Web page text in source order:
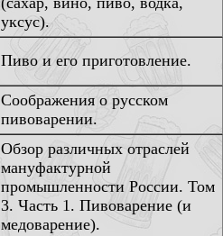
уксус).
Пиво и его приготовление.
Соображения о русском
пивоварении.
Обзор различных отраслей
мануфактурной
промышленности России. Том
3. Часть 1. Пивоварение (и
медоварение).